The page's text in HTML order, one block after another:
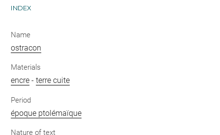
INDEX
Name
ostracon
Materials
encre -terre cuite
Period
époque ptolémaïque
Nature of text